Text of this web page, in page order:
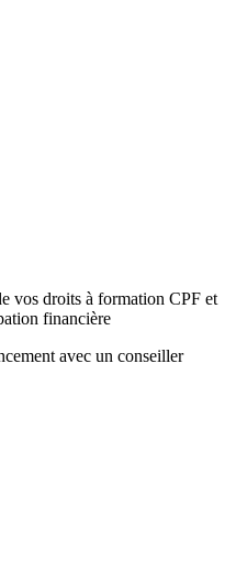
vos droits à formation CPF et
financière
avec un conseiller